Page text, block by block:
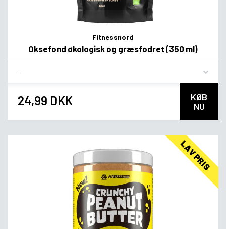
Fitnessnord
Oksefond økologisk og græsfodret (350 ml)
24,99 DKK
KØB
NU
LAV PRIS